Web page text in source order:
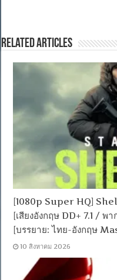
Related Articles
[1080p Super HQ]
[เสียงอังกฤษ DD+ 7.1 / พ
[บรรยาย: ไทย-อังกฤษ
10 สิงหาคม 2026